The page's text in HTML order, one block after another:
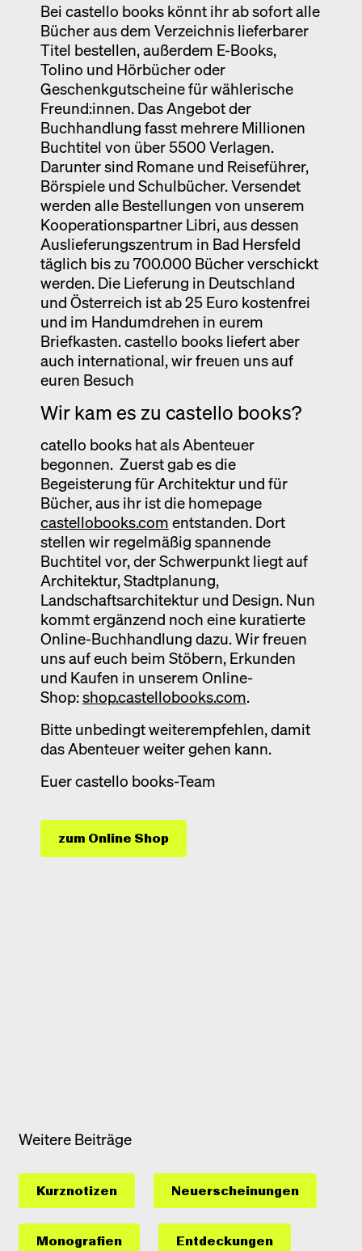
Bei castello books könnt ihr ab sofort alle
Bücher aus dem Verzeichnis lieferbarer
Titel bestellen, außerdem E-Books,
Tolino und Hörbücher oder
Geschenkgutscheine für wählerische
Freund:innen. Das Angebot der
Buchhandlung fasst mehrere Millionen
Buchtitel von über 5500 Verlagen.
Darunter sind Romane und Reiseführer,
Börspiele und Schulbücher. Versendet
werden alle Bestellungen von unserem
Kooperationspartner Libri, aus dessen
Auslieferungszentrum in Bad Hersfeld
täglich bis zu 700.000 Bücher verschickt
werden. Die Lieferung in Deutschland
und Österreich ist ab 25 Euro kostenfrei
und im Handumdrehen in eurem
Briefkasten. castello books liefert aber
auch international, wir freuen uns auf
euren Besuch
Wir kam es zu castello books?
catello books hat als Abenteuer
begonnen. Zuerst gab es die
Begeisterung für Architektur und für
Bücher, aus ihr ist die homepage
castellobooks.com entstanden. Dort
stellen wir regelmäßig spannende
Buchtitel vor, der Schwerpunkt liegt auf
Architektur, Stadtplanung,
Landschaftsarchitektur und Design. Nun
kommt ergänzend noch eine kuratierte
Online-Buchhandlung dazu. Wir freuen
uns auf euch beim Stöbern, Erkunden
und Kaufen in unserem Online-
Shop:shop.castellobooks.com.
Bitte unbedingt weiterempfehlen, damit
das Abenteuer weiter gehen kann.
Euer castello books-Team
zum Online Shop
Weitere Beiträge
Kurznotizen Neuerscheinungen
Monografien Entdeckungen